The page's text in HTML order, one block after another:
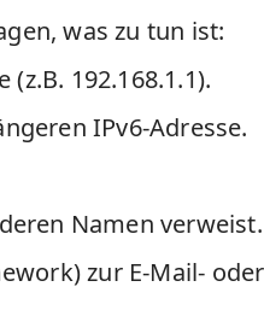
was zu tun ist:
192.168.1.1).
IPv6-Adresse.
Namen verweist.
zur E-Mail-